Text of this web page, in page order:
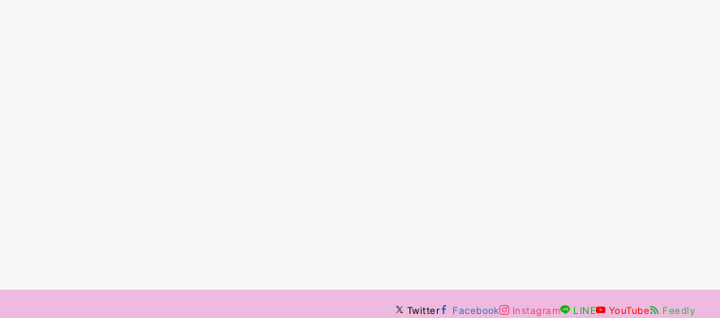
Twitter Facebook Instagram LINE YouTube Feedly